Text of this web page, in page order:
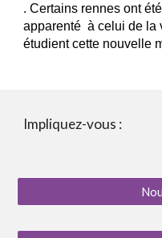
. Certains rennes ont
apparenté à celui de la
étudient cette nouvelle
Impliquez-vous :